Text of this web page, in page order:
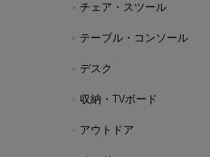
チェア・スツール
テーブル・コンソール
デスク
収納・TVボード
アウトドア